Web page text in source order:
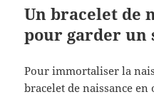
Un bracelet de
pour garder un
Pour immortaliser la
bracelet de naissance